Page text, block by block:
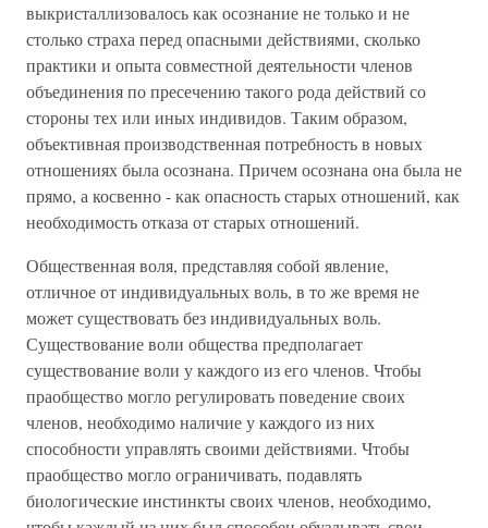
выкристаллизовалось как осознание не только и не
столько страха перед опасными действиями, сколько
практики и опыта совместной деятельности членов
объединения по пресечению такого рода действий со
стороны тех или иных индивидов. Таким образом,
объективная производственная потребность в новых
отношениях была осознана. Причем осознана она была не
прямо, а косвенно - как опасность старых отношений, как
необходимость отказа от старых отношений.
Общественная воля, представляя собой явление,
отличное от индивидуальных воль, в то же время не
может существовать без индивидуальных воль.
Существование воли общества предполагает
существование воли у каждого из его членов. Чтобы
праобщество могло регулировать поведение своих
членов, необходимо наличие у каждого из них
способности управлять своими действиями. Чтобы
праобщество могло ограничивать, подавлять
биологические инстинкты своих членов, необходимо,